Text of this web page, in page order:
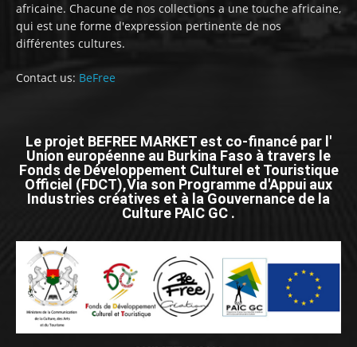
africaine. Chacune de nos collections a une touche africaine,
qui est une forme d'expression pertinente de nos
différentes cultures.
Contact us: BeFree
Le projet BEFREE MARKET est co-financé par l'
Union européenne au Burkina Faso à travers le
Fonds de Développement Culturel et Touristique
Officiel (FDCT),Via son Programme d'Appui aux
Industries créatives et à la Gouvernance de la
Culture PAIC GC .